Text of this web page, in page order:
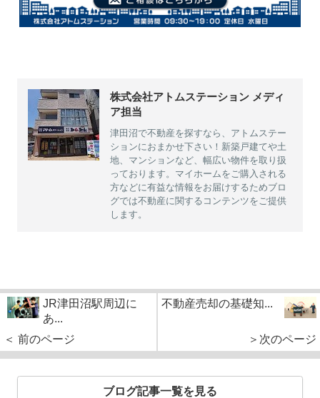
株式会社アトムステーション メディ
ア担当
津田沼で不動産を探すなら、アトムステー
ションにおまかせ下さい！新築戸建てや土
地、マンションなど、幅広い物件を取り扱
っております。マイホームをご購入される
方などに有益な情報をお届けするためブロ
グでは不動産に関するコンテンツをご提供
します。
JR津田沼駅周辺に
あ...
＜ 前のページ
不動産売却の基礎知...
＞次のページ
ブログ記事一覧を見る